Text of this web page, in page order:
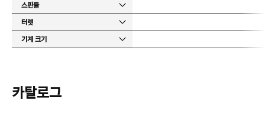
스핀들
터렛
기계 크기
카탈로그